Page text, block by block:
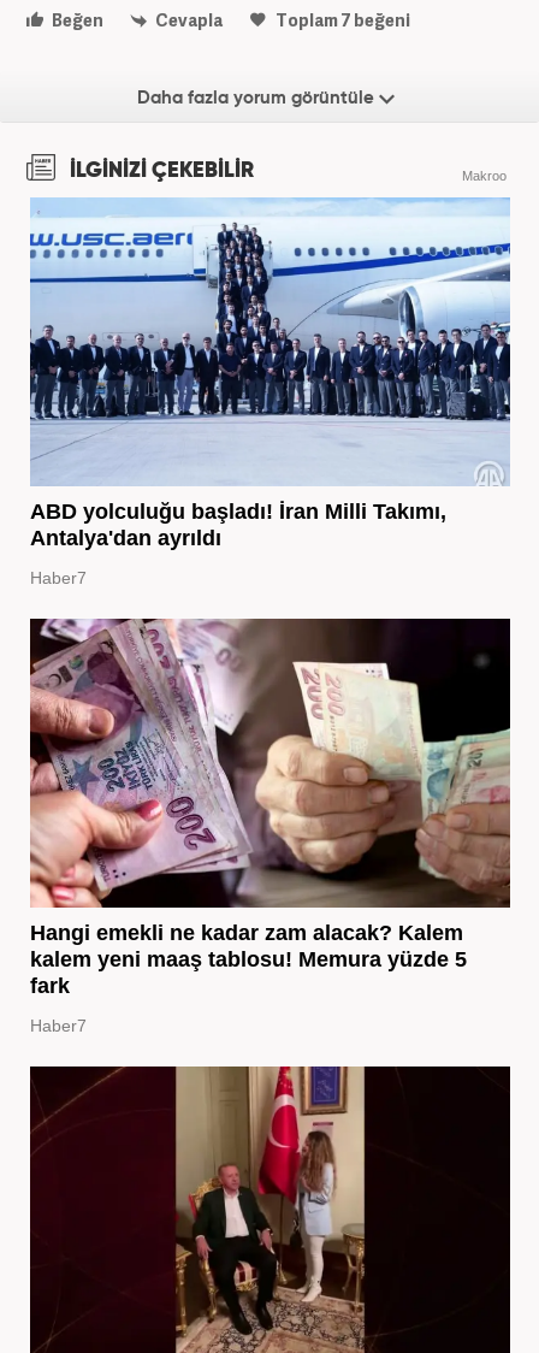
Beğen Cevapla Toplam7 beğeni
Daha fazla yorum görüntüle
İLGİNİZİ ÇEKEBİLİR Makroo
ABD yolculuğu başladı! İran Milli Takımı,
Antalya'dan ayrıldı
Haber7
Hangi emekli ne kadar zam alacak? Kalem
kalem yeni maaş tablosu! Memura yüzde 5
fark
Haber7